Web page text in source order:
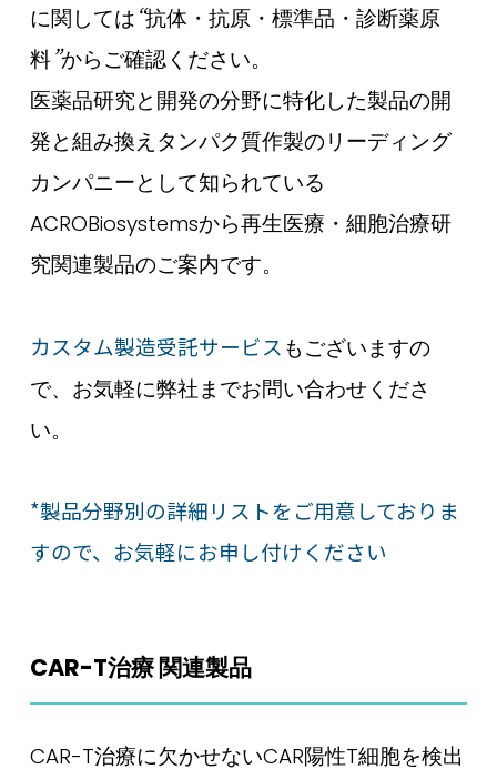
に関しては“抗体・抗原・標準品・診断薬原
料”からご確認ください。
医薬品研究と開発の分野に特化した製品の開
発と組み換えタンパク質作製のリーディング
カンパニーとして知られている
ACROBiosystemsから再生医療・細胞治療研
究関連製品のご案内です。
カスタム製造受託サービス もございますの
で、お気軽に弊社までお問い合わせくださ
い。
*製品分野別の詳細リストをご用意しておりま
すので、お気軽にお申し付けください
CAR-T治療 関連製品
CAR-T治療に欠かせないCAR陽性T細胞を検出